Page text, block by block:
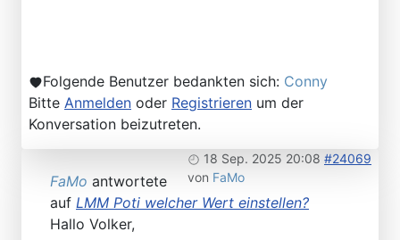
Folgende Benutzer bedankten sich: Conny
Bitte Anmelden oder Registrieren um der
Konversation beizutreten.
18 Sep. 2025 20:08 #24069
von FaMo
FaMo antwortete
auf LMM Poti welcher Wert einstellen?
Hallo Volker,